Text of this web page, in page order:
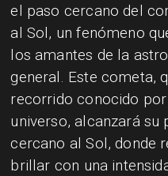
​el paso cercano del
al Sol, un fenómeno
los amantes de la
general. Este cometa,
recorrido conocido
universo, alcanzará su
cercano al Sol, donde
brillar con una